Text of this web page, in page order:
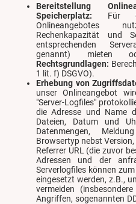
Bereitstellung
Speicherplatz: Für
Onlineangebotes
Rechenkapazität und
entsprechenden
genannt) mieten
Rechtsgrundlagen:
1 lit. f) DSGVO).
Erhebung von
unser Onlineangebot
"Server-Logfiles"
die Adresse und Name
Dateien, Datum und
Datenmengen,
Browsertyp nebst
Referrer URL (die zuvor
Adressen und der
Serverlogfiles können
eingesetzt werden, z.B.,
vermeiden
Angriffen, sogenannten